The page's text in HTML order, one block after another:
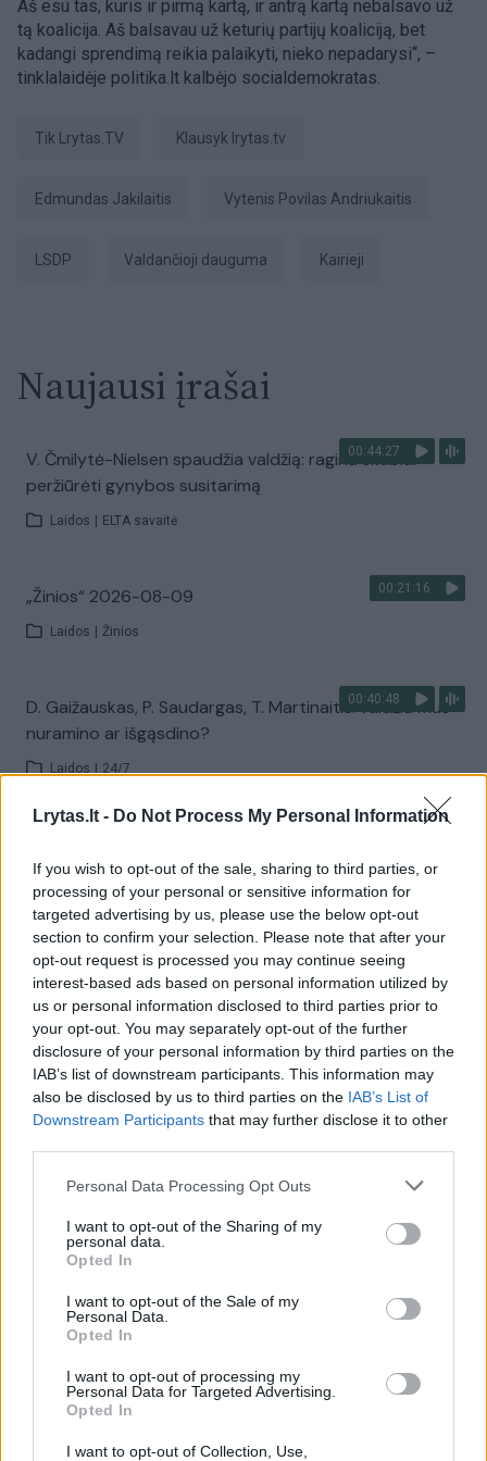
Lrytas.lt - Do Not Process My Personal Information
If you wish to opt-out of the sale, sharing to third parties, or
processing of your personal or sensitive information for
targeted advertising by us, please use the below opt-out
section to confirm your selection. Please note that after your
opt-out request is processed you may continue seeing
interest-based ads based on personal information utilized by
us or personal information disclosed to third parties prior to
your opt-out. You may separately opt-out of the further
disclosure of your personal information by third parties on the
IAB’s list of downstream participants. This information may
also be disclosed by us to third parties on the IAB’s List of
Downstream Participants that may further disclose it to other
Personal Data Processing Opt Outs
I want to opt-out of the Sharing of my
personal data.
Opted In
I want to opt-out of the Sale of my
Personal Data.
Opted In
I want to opt-out of processing my
Personal Data for Targeted Advertising.
Opted In
I want to opt-out of Collection, Use,
Aš esu tas, kuris ir pirmą kartą, ir antrą kartą nebalsavo už
tą koalicija. Aš balsavau už keturių partijų koaliciją, bet
kadangi sprendimą reikia palaikyti, nieko nepadarysi“, –
tinklalaidėje politika.lt kalbėjo socialdemokratas.
tik Lrytas.TV Klausyk lrytas.tv
Edmundas Jakilaitis Vytenis Povilas Andriukaitis
LSDP valdančioji dauguma kairieji
Naujausi įrašai
00:44:27
V. Čmilytė-Nielsen spaudžia valdžią: ragina skubiai
peržiūrėti gynybos susitarimą
Laidos ELTA savaitė
00:21:16
„Žinios“ 2026-08-09
Laidos Žinios
00:40:48
D. Gaižauskas, P. Saudargas, T. Martinaitis: valdžia mus
nuramino ar išgąsdino?
Laidos 24/7
dar sieks 30 laipsnių
Orai
Visi įrašai
Žiūrimiausi įrašai
00:00:30
Vaizdai iš tragiškos avarijos Vilniaus r.: dviejų moterų ir
vaiko gyvybių išgelbėti nepavyko
Žinios | Lietuvos diena
Savaitės vidurys nusimato karštas: temperatūra kils iki
32 laipsnių šilumos